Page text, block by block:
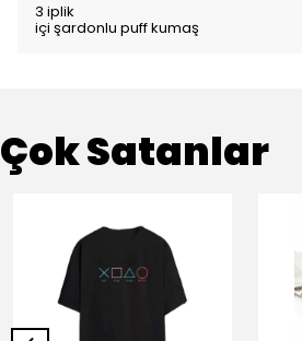
3 iplik
içi şardonlu puff kumaş
Çok Satanlar